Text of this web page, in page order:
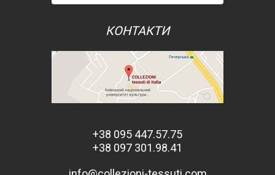
КОНТАКТИ
+38 095 447.57.75
+38 097 301.98.41